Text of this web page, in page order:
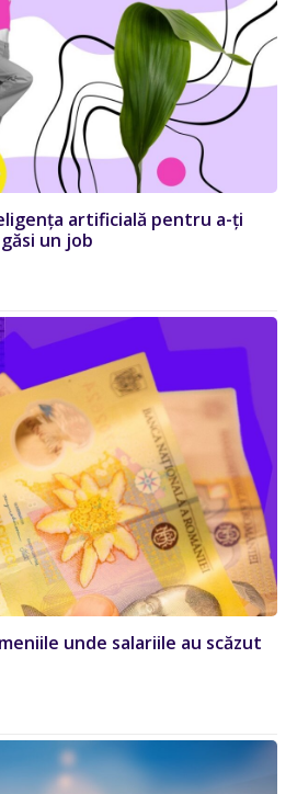
artificială pentru a-ți
un job
unde salariile au scăzut